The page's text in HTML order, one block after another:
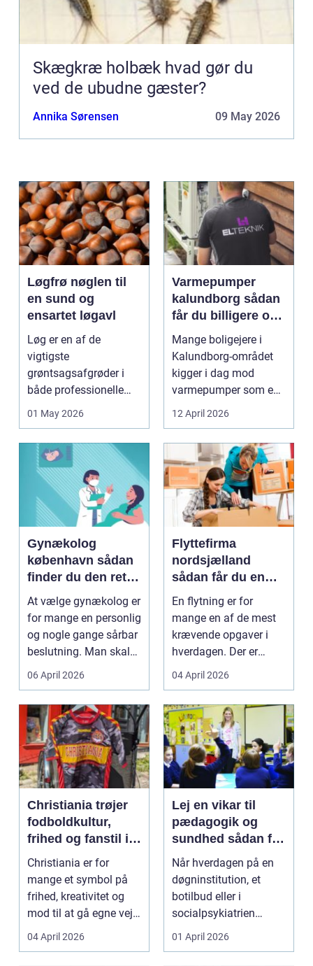
Skægkræ holbæk hvad gør du
ved de ubudne gæster?
Annika Sørensen 09 May 2026
Løgfrø nøglen til
en sund og
ensartet løgavl
Løg er en af de
vigtigste
grøntsagsafgrøder i
både professionelle
køkkenhaver og større
landbrugspro...
01 May 2026
Varmepumper
kalundborg sådan
får du billigere og
mere bæredygtig
varme
Mange boligejere i
Kalundborg-området
kigger i dag mod
varmepumper som en
vej til lavere
varmeregnin...
12 April 2026
Gynækolog
københavn sådan
finder du den rette
specialist
At vælge gynækolog er
for mange en personlig
og nogle gange sårbar
beslutning. Man skal
både føle si...
06 April 2026
Flyttefirma
nordsjælland
sådan får du en
tryg og effektiv
flytning
En flytning er for
mange en af de mest
krævende opgaver i
hverdagen. Der er
meget at holde styr på,
04 April 2026
Christiania trøjer
fodboldkultur,
frihed og fanstil i
ét
Christiania er for
mange et symbol på
frihed, kreativitet og
mod til at gå egne veje.
Den samme ånd ...
04 April 2026
Lej en vikar til
pædagogik og
sundhed sådan får
du den rette hjælp
Når hverdagen på en
døgninstitution, et
botilbud eller i
socialpsykiatrien
pludselig ændrer sig,
kan...
01 April 2026